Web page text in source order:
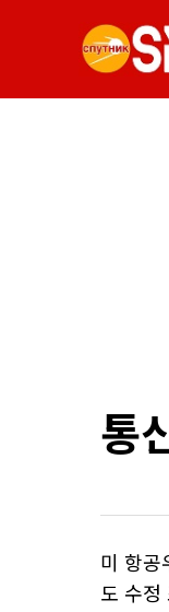
통
미 항공
도 수정